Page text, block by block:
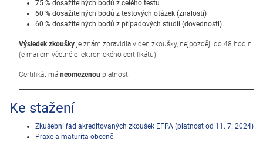
75 % dosažitelných bodů z celého testu
60 % dosažitelných bodů z testových otázek (znalosti)
60 % dosažitelných bodů z případových studií (dovednosti)
Výsledek zkoušky je znám zpravidla v den zkoušky, nejpozději do 48 hodin
(e-mailem včetně e-lektronického certifikátu)
Certifikát má neomezenou platnost.
Ke stažení
Zkušební řád akreditovaných zkoušek EFPA (platnost od 11. 7. 2024)
Praxe a maturita obecně